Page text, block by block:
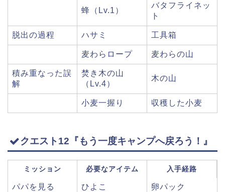
蜂（Lv.1）
バタフライネッ
ト
脱出の過程 ハサミ 工具箱
麦わらロープ 麦わらの山
積み重なった誤
解
焚き木の山
（Lv.4）
木の山
小麦一握り 収穫した小麦
クエスト12『もう一度キャンプへ戻ろう！』
ミッション 必要なアイテム 入手経路
パパを見る ひよこ 卵パック